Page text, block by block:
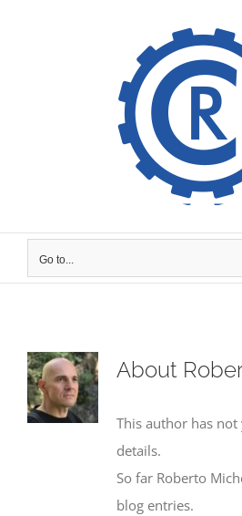
Go to...
About
This author has
details.
So far Roberto
blog entries.